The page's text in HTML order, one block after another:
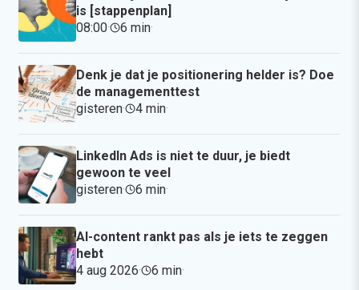
is [stappenplan]
08:00· 6 min·
Denk je dat je positionering helder is? Doe
de managementtest
gisteren· 4 min·
LinkedIn Ads is niet te duur, je biedt
gewoon te veel
gisteren· 6 min·
AI-content rankt pas als je iets te zeggen
hebt
4 aug 2026· 6 min·